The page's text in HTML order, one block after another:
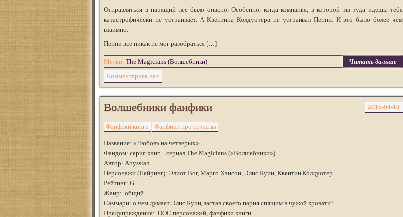
Отправляться в парящий лес было опасно. Особенно, когда компания, в которой ты туда идешь, тебя
катастрофически не устраивает. А Квентина Колдуотера не устраивал Пенни. И это было более чем
взаимно.
Пенни все никак не мог разобраться […]
Читать дальше
Метки: The Magicians (Волшебники)
Комментариев нет
Волшебники фанфики 2016-04-13
Фанфики книги Фанфики про сериалы
Название: «Любовь на четверых»
Фандом: серия книг + сериал The Magicians («Волшебники»)
Автор: Abyssian
Персонажи (Пейринг): Элиот Вог, Марго Хэнсон, Элис Куин, Квентин Колдуотер
Рейтинг: G
Жанр: общий
Саммари: о чем думает Элис Куин, застав своего парня спящим в чужой кровати?
Предупреждение: ООС персонажей, фанфики книги